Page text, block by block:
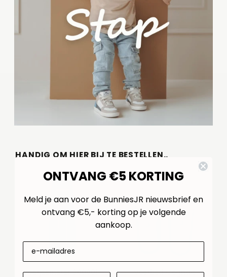
HANDIG OM HIER BIJ TE BESTELLEN..
Voetjesmeter 200001- Voetbed Cognac
ONTVANG €5 KORTING
Meld je aan voor de BunniesJR nieuwsbrief en
ontvang €5,- korting op je volgende
aankoop.